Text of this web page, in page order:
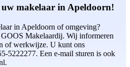
makelaar in Apeldoorn!
in Apeldoorn of omgeving?
Makelaardij. Wij informeren
of werkwijze. U kunt ons
5222277. Een e-mail sturen is ook